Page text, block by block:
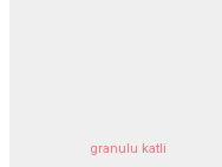
granulu katli